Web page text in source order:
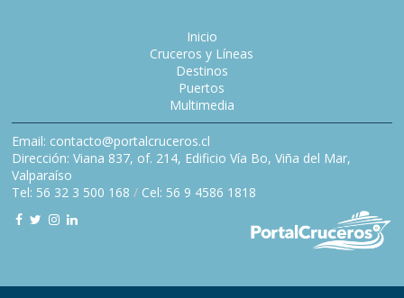
Inicio
Cruceros y Líneas
Destinos
Puertos
Multimedia
Email: contacto@portalcruceros.cl
Dirección: Viana 837, of. 214, Edificio Vía Bo, Viña del Mar,
Valparaíso
Tel: 56 32 3 500 168 / Cel: 56 9 4586 1818